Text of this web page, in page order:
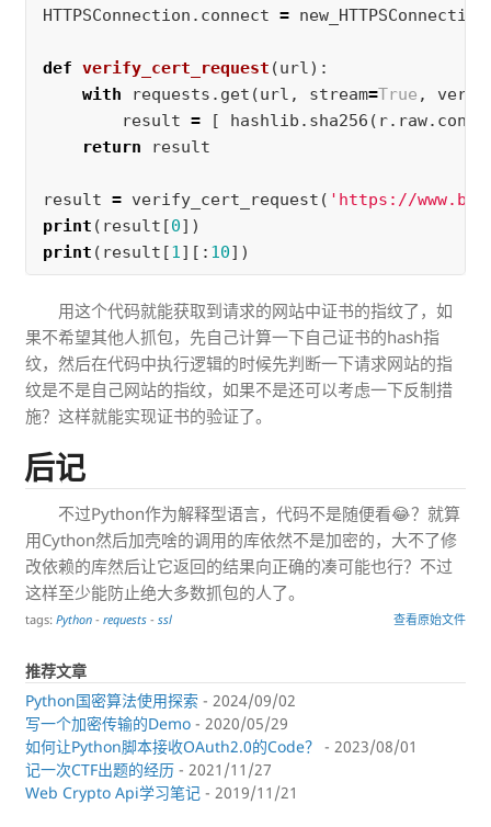
HTTPSConnection . connect =
def verify_cert_request (url):
with
requests . get (url , stream=True ,
result = [ hashlib . sha256 ( r. raw.
return
result
result = verify_cert_request ( 'https://
print ( result [0])
print ( result [1][: 10])
用这个代码就能获取到请求的网站中证书的指纹了，如
果不希望其他人抓包，先自己计算一下自己证书的hash指
纹，然后在代码中执行逻辑的时候先判断一下请求网站的指
纹是不是自己网站的指纹，如果不是还可以考虑一下反制措
施？这样就能实现证书的验证了。
后记
不过Python作为解释型语言，代码不是随便看😂？就算
用Cython然后加壳啥的调用的库依然不是加密的，大不了修
改依赖的库然后让它返回的结果向正确的凑可能也行？不过
这样至少能防止绝大多数抓包的人了。
tags: Python - requests - ssl 查看原始文件
推荐文章
Python国密算法使用探索 - 2024/09/02
写一个加密传输的Demo - 2020/05/29
如何让Python脚本接收OAuth2.0的Code？ - 2023/08/01
记一次CTF出题的经历 - 2021/11/27
Web Crypto Api学习笔记 - 2019/11/21